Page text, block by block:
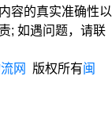
容的真实准确性以
; 如遇问题，请联
网 版权所有闽